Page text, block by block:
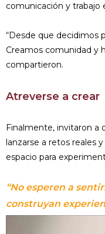
comunicación y trabajo
“Desde que decidimos
Creamos comunidad y
compartieron.
Atreverse a crear
Finalmente, invitaron a
lanzarse a retos reales
espacio para
“No esperen a
construyan